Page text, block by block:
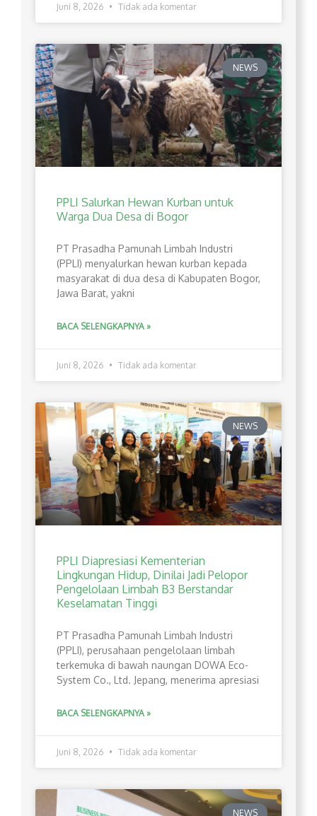
Juni 8, 2026 Tidak ada komentar
NEWS
PPLI Salurkan Hewan Kurban untuk
Warga Dua Desa di Bogor
PT Prasadha Pamunah Limbah Industri
(PPLI) menyalurkan hewan kurban kepada
masyarakat di dua desa di Kabupaten Bogor,
Jawa Barat, yakni
BACA SELENGKAPNYA »
Juni 8, 2026 Tidak ada komentar
NEWS
PPLI Diapresiasi Kementerian
Lingkungan Hidup, Dinilai Jadi Pelopor
Pengelolaan Limbah B3 Berstandar
Keselamatan Tinggi
PT Prasadha Pamunah Limbah Industri
(PPLI), perusahaan pengelolaan limbah
terkemuka di bawah naungan DOWA Eco-
System Co., Ltd. Jepang, menerima apresiasi
BACA SELENGKAPNYA »
Juni 8, 2026 Tidak ada komentar
NEWS